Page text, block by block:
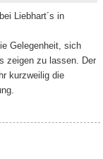
Liebhart´s in
Gelegenheit, sich
zeigen zu lassen. Der
kurzweilig die